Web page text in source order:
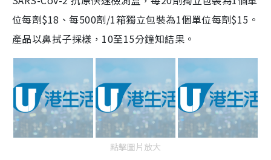
位每劑$18、每500劑/1箱獨立包裝為1個單位每劑$15。
產品以鼻拭子採樣，10至15分鐘知結果。
點擊圖片放大